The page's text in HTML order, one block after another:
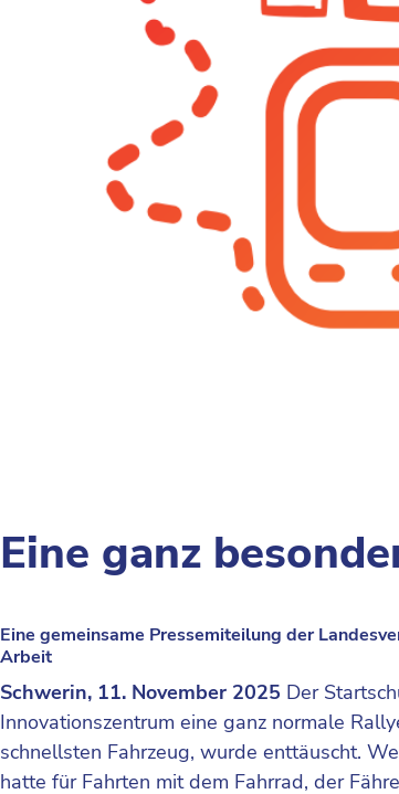
Eine ganz
Eine gemeinsame Pressemiteilung der
Arbeit
Schwerin, 11. November 2025 Der
Innovationszentrum eine ganz normale
schnellsten Fahrzeug, wurde enttäuscht.
hatte für Fahrten mit dem Fahrrad, der